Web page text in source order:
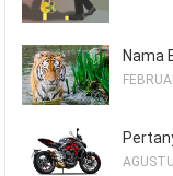
Nama